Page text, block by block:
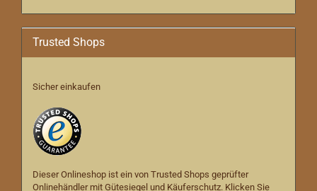
Trusted Shops
Sicher einkaufen
Dieser Onlineshop ist ein von Trusted Shops geprüfter
Onlinehändler mit Gütesiegel und Käuferschutz. Klicken Sie